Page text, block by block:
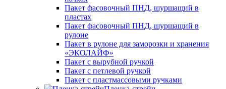
Пакет фасовочный ПНД, шуршащий в
пластах
Пакет фасовочный ПНД, шуршащий в
рулоне
Пакет в рулоне для заморозки и хранения
«ЭКОЛАЙФ»
Пакет с вырубной ручкой
Пакет с петлевой ручкой
Пакет с пластмассовыми ручками